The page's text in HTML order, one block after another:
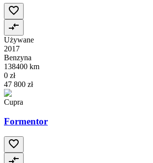
Używane
2017
Benzyna
138400 km
0 zł
47 800 zł
Cupra
Formentor